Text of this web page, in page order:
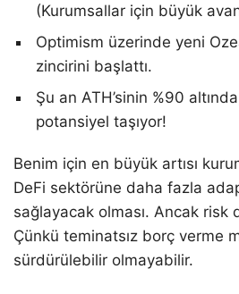
(Kurumsallar için büyük
Optimism üzerinde yeni
zincirini başlattı.
Şu an ATH’sinin %90
potansiyel taşıyor!
Benim için en büyük artısı
DeFi sektörüne daha fazla
sağlayacak olması. Ancak risk
Çünkü teminatsız borç verme
sürdürülebilir olmayabilir.